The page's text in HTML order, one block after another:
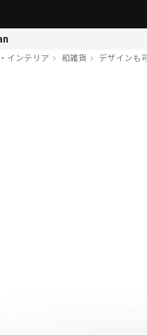
インテリア 和雑貨 デザインも